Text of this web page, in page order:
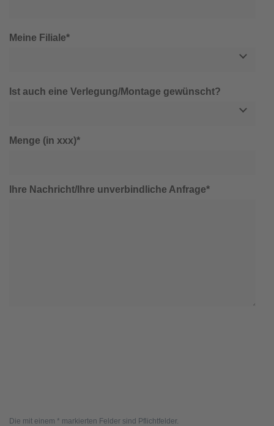
Meine Filiale*
Ist auch eine Verlegung/Montage gewünscht?
Menge (in xxx)*
Ihre Nachricht/Ihre unverbindliche Anfrage*
Die mit einem * markierten Felder sind Pflichtfelder.